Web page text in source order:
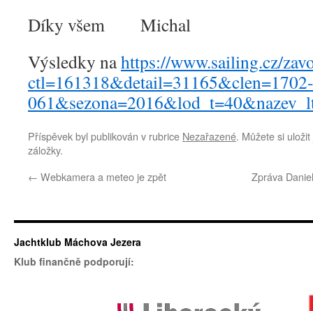
Díky všem Michal
Výsledky nahttps://www.sailing.cz/
ctl=161318&detail=31165&clen=1702-
Příspěvek byl publikován v rubrice Nezařazené. Můžete si
záložky.
← Webkamera a meteo je zpět Zpráva
Jachtklub Máchova Jezera
Klub finančně podporují: